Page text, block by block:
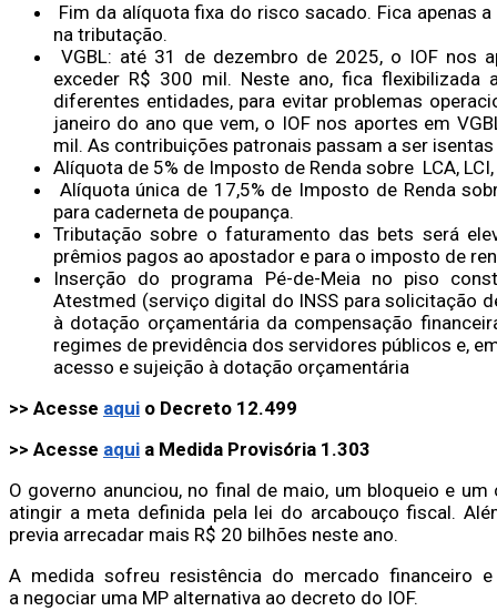
Fim da alíquota fixa do risco sacado. Fica apenas
na tributação.
VGBL: até 31 de dezembro de 2025, o IOF nos
exceder R$ 300 mil. Neste ano, fica
diferentes entidades, para evitar problemas
janeiro do ano que vem, o IOF nos aportes em
mil. As contribuições patronais passam a ser isentas
Alíquota de 5% de Imposto de Renda sobre LCA,
Alíquota única de 17,5% de Imposto de Renda
para caderneta de poupança.
Tributação sobre o faturamento das bets será
prêmios pagos ao apostador e para o imposto de
Inserção do programa Pé-de-Meia no piso
Atestmed (serviço digital do INSS para solicitação
à dotação orçamentária da compensação
regimes de previdência dos servidores públicos e,
acesso e sujeição à dotação orçamentária
>> Acesse aqui o Decreto 12.499
>> Acesse aqui a Medida Provisória 1.303
O governo anunciou, no final de maio, um bloqueio e
atingir a meta definida pela lei do arcabouço fiscal.
previa arrecadar mais R$ 20 bilhões neste ano.
A medida sofreu resistência do mercado financeiro
a negociar uma MP alternativa ao decreto do IOF.